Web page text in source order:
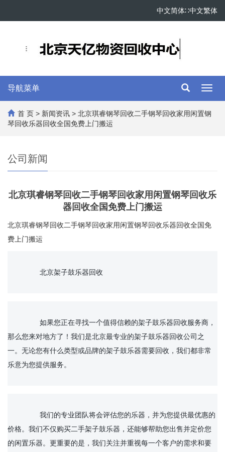
中文繁体
∷
中文简体
导航菜单
首 页 > 新闻资讯 > 北京琪睿钢琴回收二手钢琴回收家用闲置钢
琴回收乐器回收全国免费上门搬运
公司新闻
北京琪睿钢琴回收二手钢琴回收家用闲置钢琴回收乐
器回收全国免费上门搬运
北京琪睿钢琴回收二手钢琴回收家用闲置钢琴回收乐器回收全国免
费上门搬运
那么您来对地方了！我们是北京最专业的架子鼓乐器回收公司之
一。无论您有什么类型或品牌的架子鼓乐器需要回收，我们都非常
乐意为您提供服务。
价格。我们不仅购买二手架子鼓乐器，还能够帮助您出售并定价您
的闲置乐器。更重要的是，我们关注并重视每一个客户的需求和要